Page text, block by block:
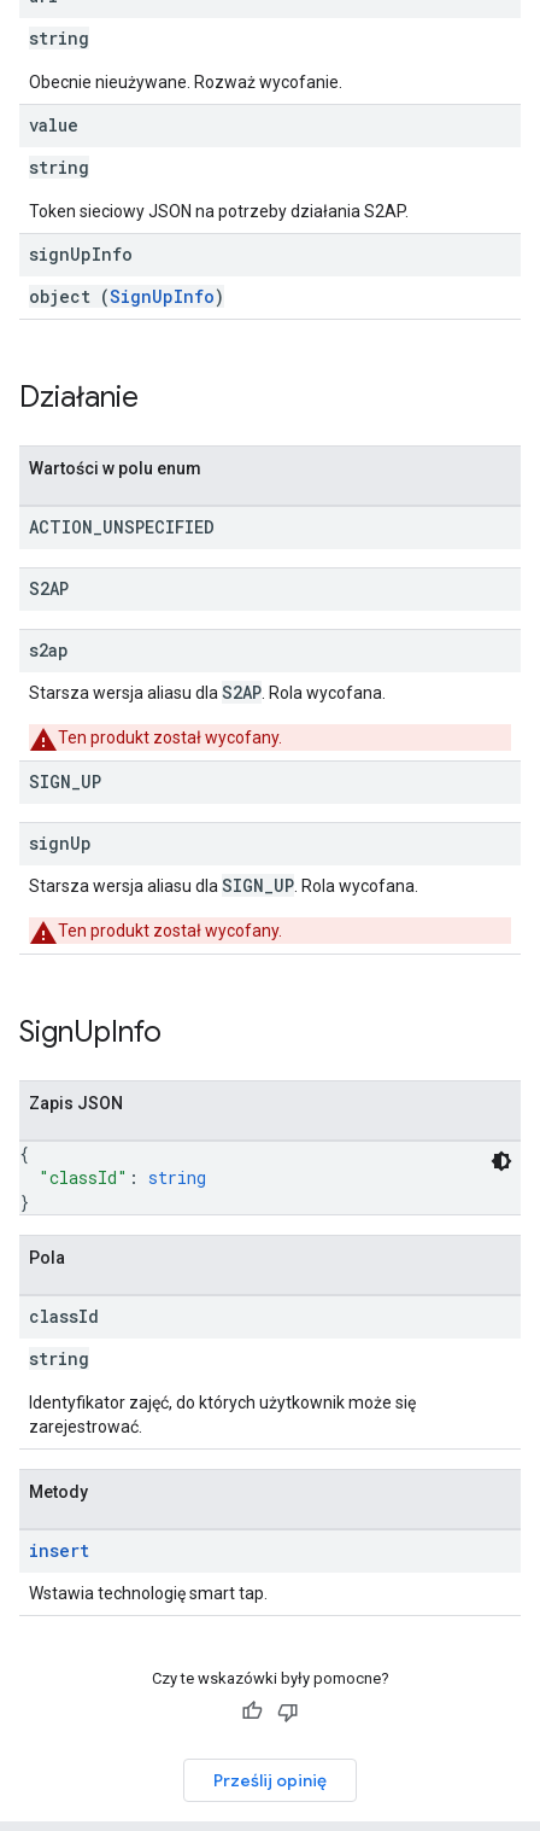
string
Obecnie nieużywane. Rozważ wycofanie.
value
string
Token sieciowy JSON na potrzeby działania S2AP.
signUpInfo
object (SignUpInfo)
Działanie
Wartości w polu enum
ACTION UNSPECIFIED
S2AP
s2ap
Starsza wersja aliasu dla S2AP . Rola wycofana.
Ten produkt został wycofany.
SIGN UP
signUp
Starsza wersja aliasu dla SIGN_UP . Rola wycofana.
Ten produkt został wycofany.
SignUpInfo
Zapis JSON
{
"classId" : string
}
Pola
classId
string
Identyfikator zajęć, do których użytkownik może się
zarejestrować.
Metody
insert
Wstawia technologię smart tap.
Czy te wskazówki były pomocne?
Prześlij opinię